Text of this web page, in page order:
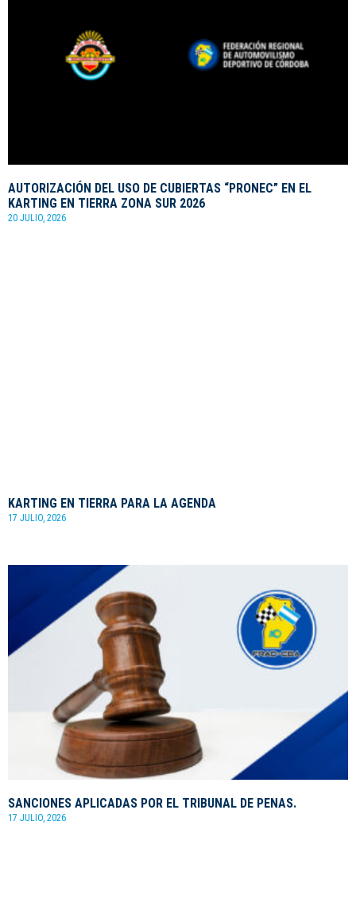
AUTORIZACIÓN DEL USO DE CUBIERTAS “PRONEC” EN EL
KARTING EN TIERRA ZONA SUR 2026
20 JULIO, 2026
KARTING EN TIERRA PARA LA AGENDA
17 JULIO, 2026
SANCIONES APLICADAS POR EL TRIBUNAL DE PENAS.
17 JULIO, 2026